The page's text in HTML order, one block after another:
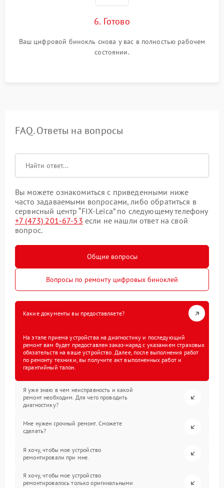
6. Готово
Ваш цифровой бинокль снова у вас в полностью рабочем
состоянии.
FAQ. Ответы на вопросы
Вы можете ознакомиться с приведенными ниже
часто задаваемыми вопросами, либо обратиться в
сервисный центр “FIX-Leica” по следующему телефону
+7 (473) 201-67-53 если не нашли ответ на свой
вопрос.
Общие вопросы
Вопросы по ремонту цифровых биноклей
Какие документы вы предоставляете?
На этапе приема устройства на диагностику и последующий
ремонт вам будет предоставлен заказ-наряд с указанием страховых
обязательств на ваше устройство. Далее, после выполнения работ
по ремонту техники, вы получите акт выполненных работ и
гарантийный талон.
Я уже знаю в чем неисправность и какой
ремонт необходим. Для чего проводить
диагностику?
Мне нужен срочный ремонт. Сможете
сделать?
Я хочу, чтобы мое устройство
ремонтировали при мне.
Я хочу, чтобы мое устройство
ремонтировалось только оригинальными